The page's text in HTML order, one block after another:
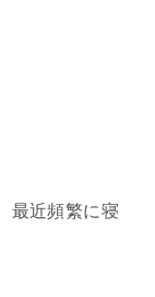
最近頻繁に寝